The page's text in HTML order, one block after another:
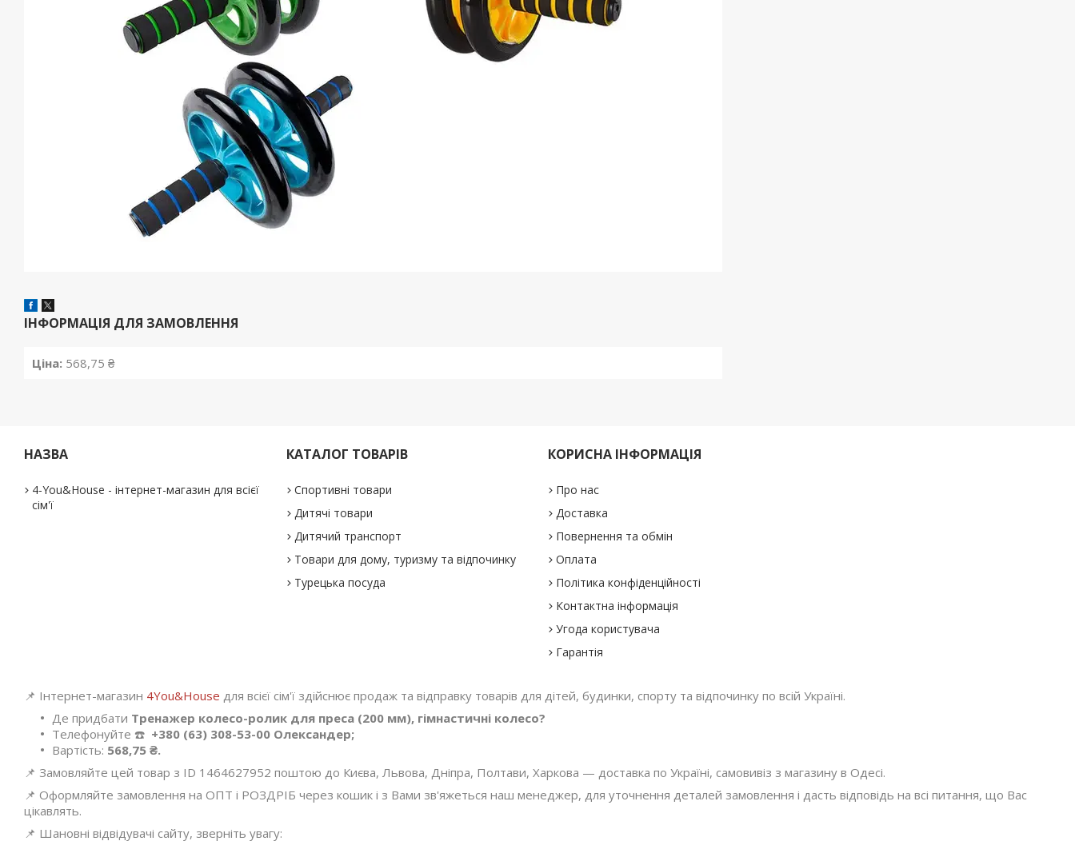
ІНФОРМАЦІЯ ДЛЯ ЗАМОВЛЕННЯ
Ціна: 568,75 ₴
НАЗВА
4-You&House - інтернет-магазин для всієї
сім'ї
КАТАЛОГ ТОВАРІВ
Спортивні товари
Дитячі товари
Дитячий транспорт
Товари для дому, туризму та відпочинку
Турецька посуда
КОРИСНА ІНФОРМАЦІЯ
Про нас
Доставка
Повернення та обмін
Оплата
Політика конфіденційності
Контактна інформація
Угода користувача
Гарантія
📌 Інтернет-магазин 4You&House для всієї сім'ї здійснює продаж та відправку товарів для дітей, будинки, спорту та відпочинку по всій Україні.
Де придбати Тренажер колесо-ролик для преса (200 мм), гімнастичні колесо?
Телефонуйте ☎️ +380 (63) 308-53-00 Олександер;
Вартість: 568,75 ₴.
📌 Замовляйте цей товар з ID 1464627952 поштою до Києва, Львова, Дніпра, Полтави, Харкова — доставка по Україні, самовивіз з магазину в Одесі.
📌 Оформляйте замовлення на ОПТ і РОЗДРІБ через кошик і з Вами зв'яжеться наш менеджер, для уточнення деталей замовлення і дасть відповідь на всі питання, що Вас
цікавлять.
📌 Шановні відвідувачі сайту, зверніть увагу: